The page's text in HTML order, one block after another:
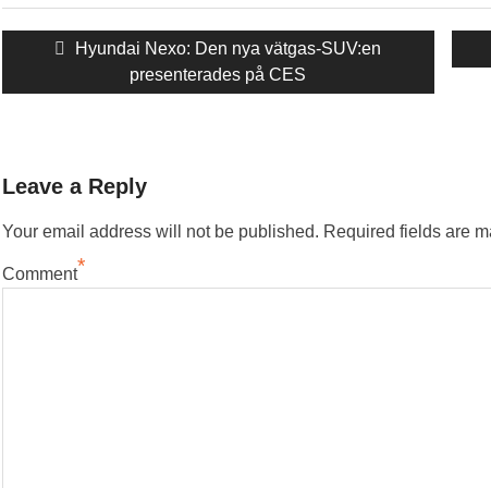
Inläggsnavigering
Föregående
Hyundai Nexo: Den nya vätgas-SUV:en
presenterades på CES
Leave a Reply
Your email address will not be published. Required fields are
Comment*